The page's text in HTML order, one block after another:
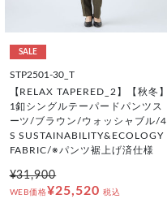
SALE
STP2501-30_T
【RELAX TAPERED_2】【秋冬】
1釦シングルテーパードパンツス
ーツ/ブラウン/ウォッシャブル/4
S SUSTAINABILITY&ECOLOGY
FABRIC/※パンツ裾上げ済仕様
¥31,900
WEB価格¥25,520 税込